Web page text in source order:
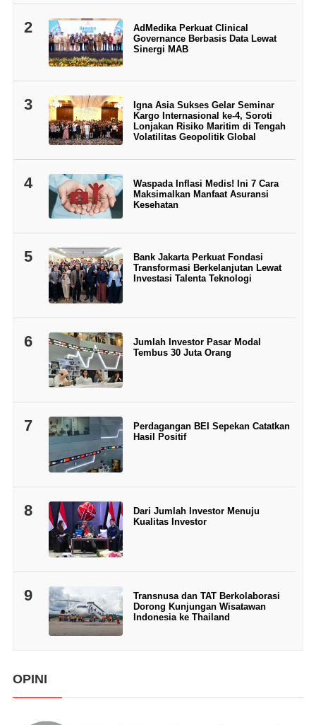
2
AdMedika Perkuat Clinical
Governance Berbasis Data Lewat
Sinergi MAB
3
Igna Asia Sukses Gelar Seminar
Kargo Internasional ke-4, Soroti
Lonjakan Risiko Maritim di Tengah
Volatilitas Geopolitik Global
4
Waspada Inflasi Medis! Ini 7 Cara
Maksimalkan Manfaat Asuransi
Kesehatan
5
Bank Jakarta Perkuat Fondasi
Transformasi Berkelanjutan Lewat
Investasi Talenta Teknologi
6
Jumlah Investor Pasar Modal
Tembus 30 Juta Orang
7
Perdagangan BEI Sepekan Catatkan
Hasil Positif
8
Dari Jumlah Investor Menuju
Kualitas Investor
9
Transnusa dan TAT Berkolaborasi
Dorong Kunjungan Wisatawan
Indonesia ke Thailand
OPINI